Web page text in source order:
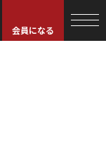
会員になる